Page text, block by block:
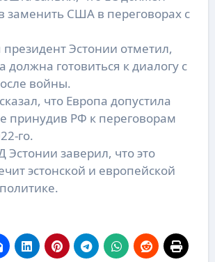
заменить США в переговорах с
Эстонии отметил,
должна готовиться к диалогу с
войны.
что Европа допустила
принудив РФ к переговорам
го.
Эстонии заверил, что это
эстонской и европейской